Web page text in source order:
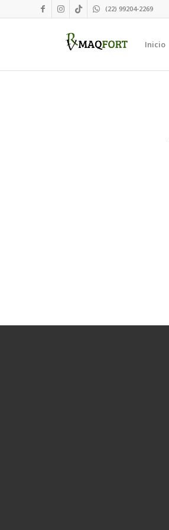
(22) 99204-2269
Inicio